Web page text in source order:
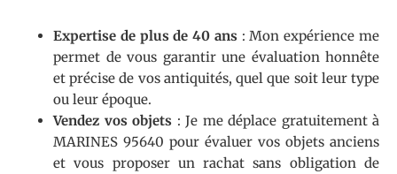
Expertise de plus de 40 ans: Mon expérience me
permet de vous garantir une évaluation honnête
et précise de vos antiquités, quel que soit leur type
ou leur époque.
Vendez vos objets : Je me déplace gratuitement à
MARINES 95640 pour évaluer vos objets anciens
et vous proposer un rachat sans obligation de